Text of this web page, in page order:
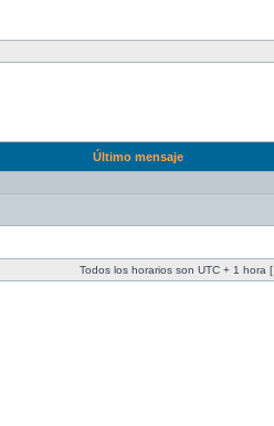
Último mensaje
Todos los horarios son UTC + 1 hora [